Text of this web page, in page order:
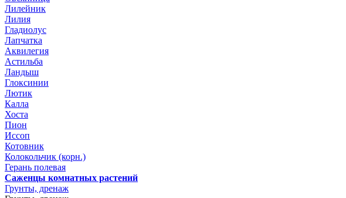
Лилейник
Лилия
Гладиолус
Лапчатка
Аквилегия
Астильба
Ландыш
Глоксинии
Лютик
Калла
Хоста
Пион
Иссоп
Котовник
Колокольчик (корн.)
Герань полевая
Саженцы комнатных растений
Грунты, дренаж